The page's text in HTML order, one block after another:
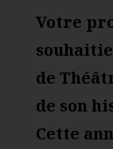
Votre
de
de son
Cette